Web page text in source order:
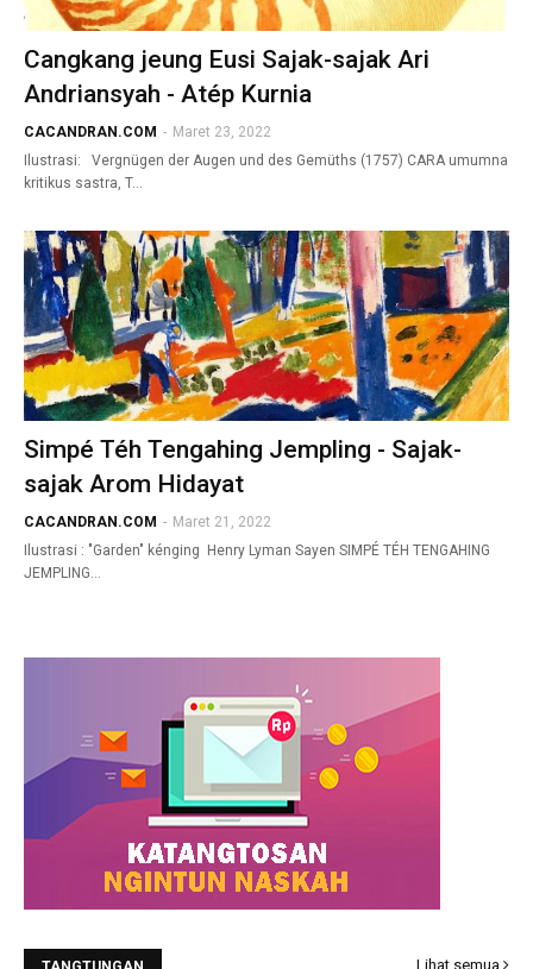
Cangkang jeung Eusi Sajak-sajak Ari
Andriansyah - Atép Kurnia
CACANDRAN.COM - Maret 23, 2022
Ilustrasi: Vergnügen der Augen und des Gemüths (1757) CARA umumna
kritikus sastra, T…
Simpé Téh Tengahing Jempling - Sajak-
sajak Arom Hidayat
CACANDRAN.COM - Maret 21, 2022
Ilustrasi : "Garden" kénging Henry Lyman Sayen SIMPÉ TÉH TENGAHING
JEMPLING…
Lihat semua